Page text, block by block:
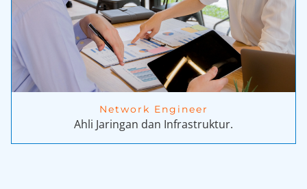
Network Engineer
Ahli Jaringan dan Infrastruktur.